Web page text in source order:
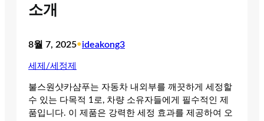
소개
8월 7, 2025•ideakong3
세제/세정제
불스원샷카샴푸는 자동차 내외부를 깨끗하게 세정할
수 있는 다목적 1로, 차량 소유자들에게 필수적인 제
품입니다. 이 제품은 강력한 세정 효과를 제공하여 오